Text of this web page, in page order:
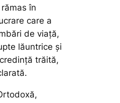
în
care a
de viață,
lăuntrice și
trăită,